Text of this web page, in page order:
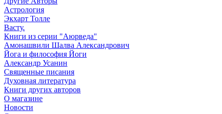
Астрология
Экхарт Толле
Васту.
Книги из серии "Аюрведа"
Амонашвили Шалва Александрович
Йога и философия Йоги
Александр Усанин
Священные писания
Духовная литература
Книги других авторов
О магазине
Новости